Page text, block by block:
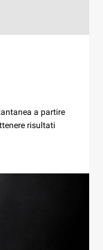
a partire
risultati